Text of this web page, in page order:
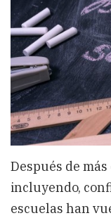
Después de
incluyendo,
escuelas han